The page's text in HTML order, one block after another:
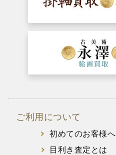
ご利用について
初めてのお客様へ
目利き査定とは